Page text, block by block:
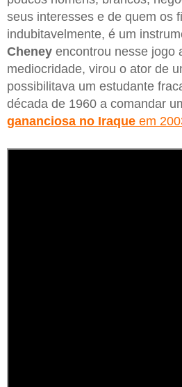
seus interesses e de quem os
indubitavelmente, é um
Cheney encontrou nesse jogo
mediocridade, virou o ator de
possibilitava um estudante
década de 1960 a comandar
gananciosa no Iraque em